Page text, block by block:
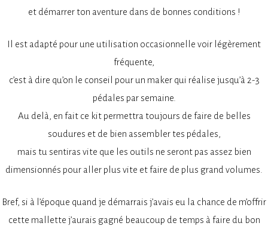
et démarrer ton aventure dans de bonnes conditions !
Il est adapté pour une utilisation occasionnelle voir légèrement
fréquente,
c’est à dire qu’on le conseil pour un maker qui réalise jusqu’à 2-3
pédales par semaine.
Au delà, en fait ce kit permettra toujours de faire de belles
soudures et de bien assembler tes pédales,
mais tu sentiras vite que les outils ne seront pas assez bien
dimensionnés pour aller plus vite et faire de plus grand volumes.
Bref, si à l’époque quand je démarrais j’avais eu la chance de m’offrir
cette mallette j’aurais gagné beaucoup de temps à faire du bon